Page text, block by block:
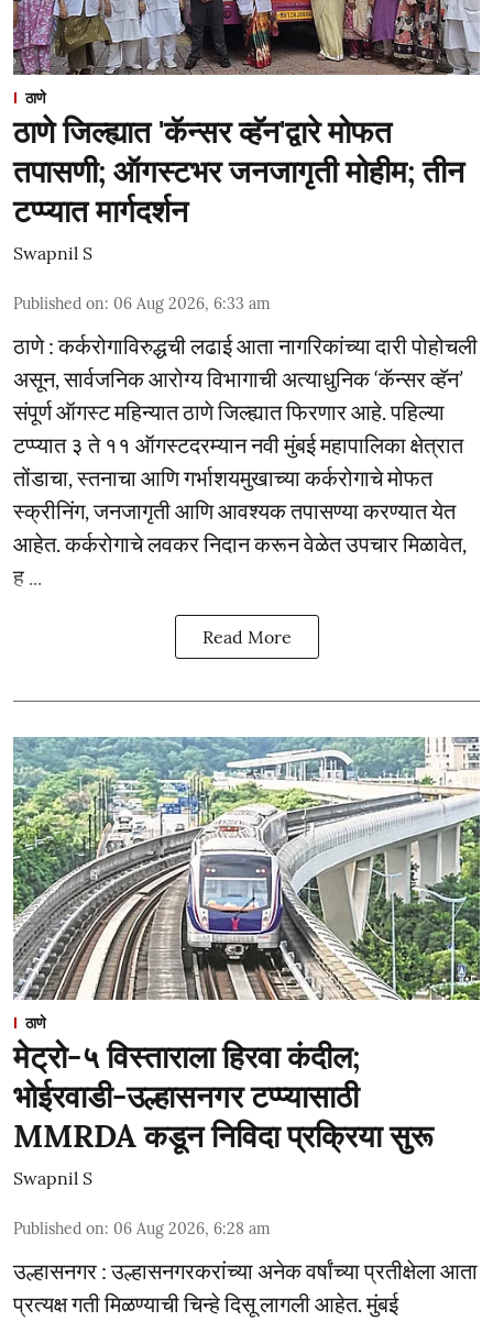
ठाणे
ठाणे जिल्ह्यात 'कॅन्सर व्हॅन'द्वारे मोफत
तपासणी; ऑगस्टभर जनजागृती मोहीम; तीन
टप्प्यात मार्गदर्शन
Swapnil S
Published on: 06 Aug 2026, 6:33 am
ठाणे : कर्करोगाविरुद्धची लढाई आता नागरिकांच्या दारी पोहोचली
असून, सार्वजनिक आरोग्य विभागाची अत्याधुनिक ‘कॅन्सर व्हॅन’
संपूर्ण ऑगस्ट महिन्यात ठाणे जिल्ह्यात फिरणार आहे. पहिल्या
टप्प्यात ३ ते ११ ऑगस्टदरम्यान नवी मुंबई महापालिका क्षेत्रात
तोंडाचा, स्तनाचा आणि गर्भाशयमुखाच्या कर्करोगाचे मोफत
स्क्रीनिंग, जनजागृती आणि आवश्यक तपासण्या करण्यात येत
आहेत. कर्करोगाचे लवकर निदान करून वेळेत उपचार मिळावेत,
ह ...
Read More
ठाणे
मेट्रो-५ विस्ताराला हिरवा कंदील;
भोईरवाडी-उल्हासनगर टप्प्यासाठी
MMRDA कडून निविदा प्रक्रिया सुरू
Swapnil S
Published on: 06 Aug 2026, 6:28 am
उल्हासनगर : उल्हासनगरकरांच्या अनेक वर्षांच्या प्रतीक्षेला आता
प्रत्यक्ष गती मिळण्याची चिन्हे दिसू लागली आहेत. मुंबई